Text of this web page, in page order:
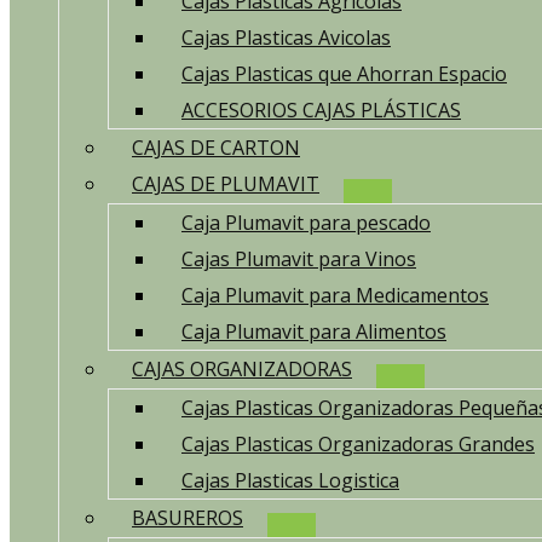
Cajas Plasticas Avicolas
Cajas Plasticas que Ahorran Espacio
ACCESORIOS CAJAS PLÁSTICAS
CAJAS DE CARTON
CAJAS DE PLUMAVIT
Caja Plumavit para pescado
Cajas Plumavit para Vinos
Caja Plumavit para Medicamentos
Caja Plumavit para Alimentos
CAJAS ORGANIZADORAS
Cajas Plasticas Organizadoras
Cajas Plasticas Organizadoras Grandes
Cajas Plasticas Logistica
BASUREROS